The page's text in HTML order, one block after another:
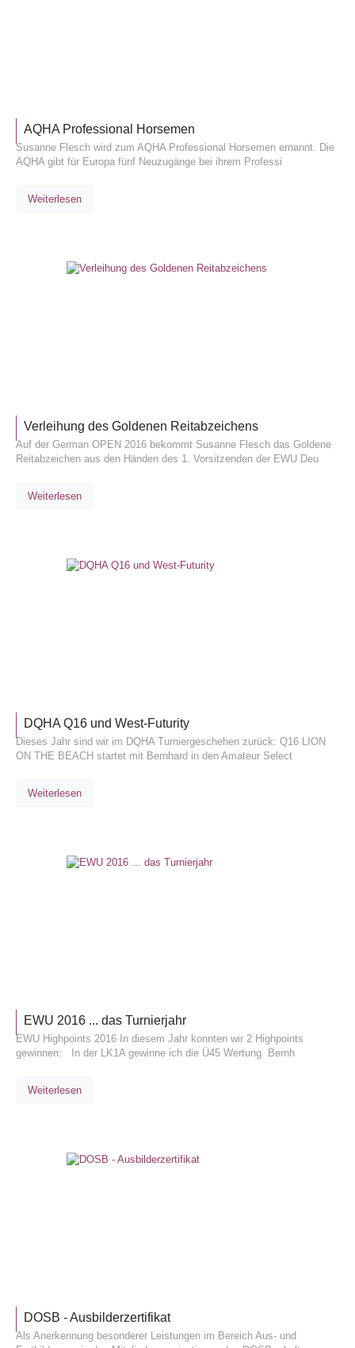
AQHA Professional Horsemen
Susanne Flesch wird zum AQHA Professional Horsemen ernannt. Die
AQHA gibt für Europa fünf Neuzugänge bei ihrem Professi
Weiterlesen
Verleihung des Goldenen Reitabzeichens
Auf der German OPEN 2016 bekommt Susanne Flesch das Goldene
Reitabzeichen aus den Händen des 1. Vorsitzenden der EWU Deu
Weiterlesen
DQHA Q16 und West-Futurity
Dieses Jahr sind wir im DQHA Turniergeschehen zurück: Q16 LION
ON THE BEACH startet mit Bernhard in den Amateur Select
Weiterlesen
EWU 2016 ... das Turnierjahr
EWU Highpoints 2016 In diesem Jahr konnten wir 2 Highpoints
gewinnen: In der LK1A gewinne ich die Ü45 Wertung Bernh
Weiterlesen
DOSB - Ausbilderzertifikat
Als Anerkennung besonderer Leistungen im Bereich Aus- und